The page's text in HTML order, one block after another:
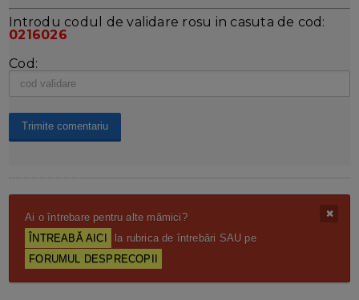
Introdu codul de validare rosu in casuta de cod:
0216026
Cod:
Ai o întrebare pentru alte mămici?
ÎNTREABĂ AICI
la rubrica de întrebări SAU pe
FORUMUL DESPRECOPII